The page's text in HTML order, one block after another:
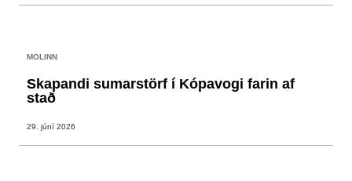
MOLINN
Skapandi sumarstörf í Kópavogi farin af
stað
29. júní 2026